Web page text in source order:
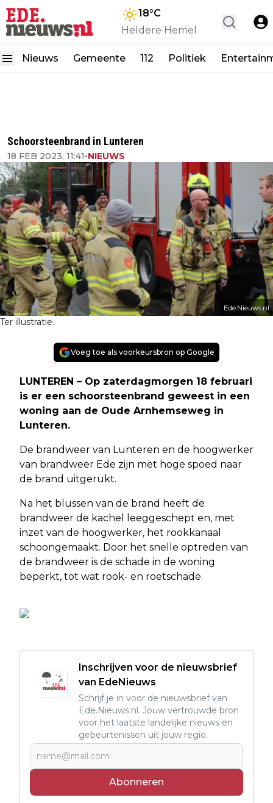
18°C
Heldere Hemel
Nieuws Gemeente 112 Politiek
Schoorsteenbrand in Lunteren
18 FEB 2023, 11:41•NIEUWS
Ede.Nieuws.nl
Ter illustratie.
Voeg toe als voorkeursbron op Google
LUNTEREN – Op zaterdagmorgen 18 februari
is er een schoorsteenbrand geweest in een
woning aan de Oude Arnhemseweg in
Lunteren.
De brandweer van Lunteren en de hoogwerker
van brandweer Ede zijn met hoge spoed naar
de brand uitgerukt.
Na het blussen van de brand heeft de
brandweer de kachel leeggeschept en, met
inzet van de hoogwerker, het rookkanaal
schoongemaakt. Door het snelle optreden van
de brandweer is de schade in de woning
beperkt, tot wat rook- en roetschade.
Inschrijven voor de nieuwsbrief
van EdeNieuws
Schrijf je in voor de nieuwsbrief van
Ede.Nieuws.nl. Jouw vertrouwde bron
voor het laatste landelijke nieuws en
gebeurtenissen uit jouw regio.
Abonneren